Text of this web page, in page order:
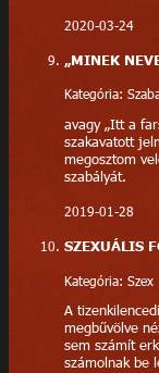
2020-03-24
„MINEK
Kategória:
avagy „Itt a
szakavatott
megosztom
szabályát.
2019-01-28
SZEXUÁLIS
Kategória: Szex
A
megbűvölve
sem számít
számolnak be